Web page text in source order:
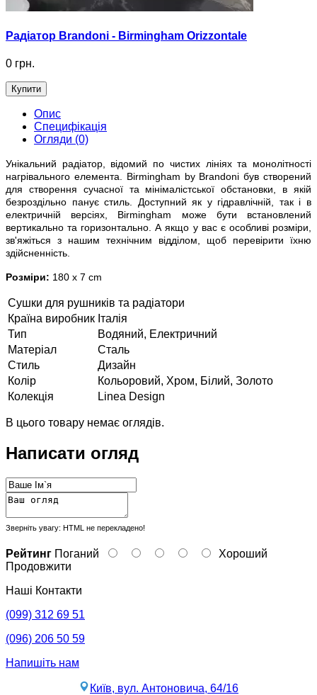
Радіатор Brandoni - Birmingham Orizzontale
0 грн.
Купити
Опис
Специфікація
Огляди (0)
Унікальний радіатор, відомий по чистих лініях та монолітності
нагрівального елемента. Birmingham by Brandoni був створений
для створення сучасної та мінімалістської обстановки, в якій
безроздільно панує стиль. Доступний як у гідравлічній, так і в
електричній версіях, Birmingham може бути встановлений
вертикально та горизонтально. А якщо у вас є особливі розміри,
зв'яжіться з нашим технічним відділом, щоб перевірити їхню
здійсненність.
Розміри: 180 x 7 cm
Сушки для рушників та радіатори
Країна виробник Італія
Тип
Водяний, Електричний
Матеріал
Сталь
Стиль
Дизайн
Колір
Кольоровий, Хром, Білий, Золото
Колекція
Linea Design
В цього товару немає оглядів.
Написати огляд
Зверніть увагу: HTML не перекладено!
Рейтинг Поганий
Хороший
Продовжити
Наші Контакти
(099) 312 69 51
(096) 206 50 59
Напишіть нам
Київ, вул. Антоновича, 64/16